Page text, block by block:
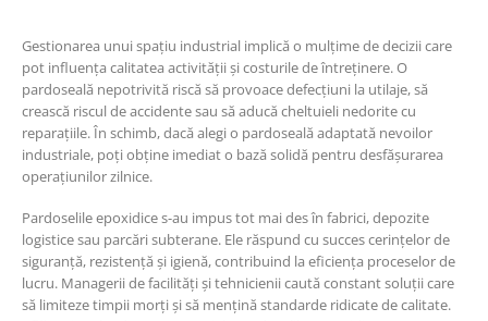
Gestionarea unui spațiu industrial implică o mulțime de decizii care
pot influența calitatea activității și costurile de întreținere. O
pardoseală nepotrivită riscă să provoace defecțiuni la utilaje, să
crească riscul de accidente sau să aducă cheltuieli nedorite cu
reparațiile. În schimb, dacă alegi o pardoseală adaptată nevoilor
industriale, poți obține imediat o bază solidă pentru desfășurarea
operațiunilor zilnice.
Pardoselile epoxidice s-au impus tot mai des în fabrici, depozite
logistice sau parcări subterane. Ele răspund cu succes cerințelor de
siguranță, rezistență și igienă, contribuind la eficiența proceselor de
lucru. Managerii de facilități și tehnicienii caută constant soluții care
să limiteze timpii morți și să mențină standarde ridicate de calitate.